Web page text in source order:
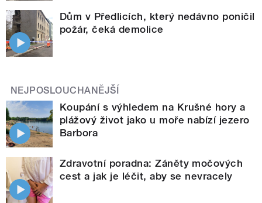
Dům v Předlicích, který nedávno poničil
požár, čeká demolice
NEJPOSLOUCHANĚJŠÍ
Koupání s výhledem na Krušné hory a
plážový život jako u moře nabízí jezero
Barbora
Zdravotní poradna: Záněty močových
cest a jak je léčit, aby se nevracely